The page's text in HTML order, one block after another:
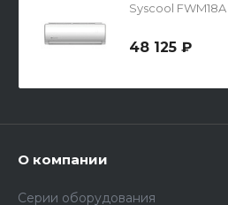
Syscool FWM18A
48 125 ₽
О компании
Серии оборудования